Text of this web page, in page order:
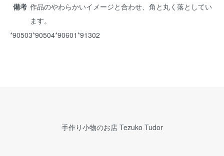
備考 作品のやわらかいイメージと合わせ、角と丸く落としてい
ます。
*90503*90504*90601*91302
手作り小物のお店 Tezuko Tudor